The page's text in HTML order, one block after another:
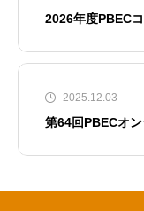
2026年度PBEC
2025.12.03
第64回PBECオ